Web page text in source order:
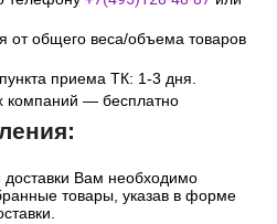
от общего веса/объема товаров
приема ТК: 1-3 дня.
компаний — бесплатно
доставки Вам необходимо
товары, указав в форме